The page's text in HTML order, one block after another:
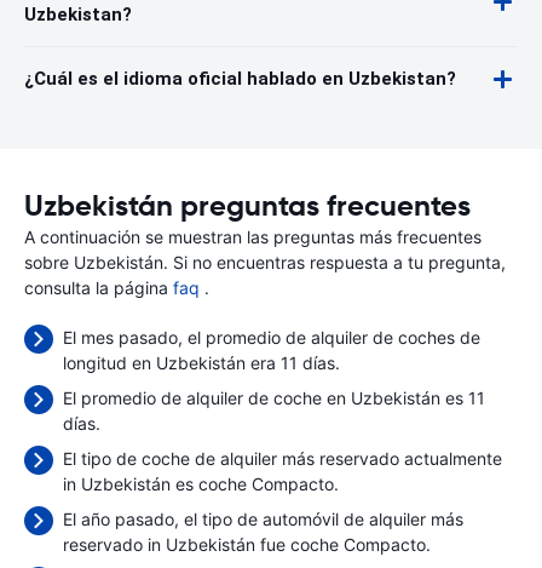
Uzbekistan?
¿Cuál es el idioma oficial hablado en Uzbekistan?
Uzbekistán preguntas frecuentes
A continuación se muestran las preguntas más frecuentes
sobre Uzbekistán. Si no encuentras respuesta a tu pregunta,
consulta la página faq .
El mes pasado, el promedio de alquiler de coches de
longitud en Uzbekistán era 11 días.
El promedio de alquiler de coche en Uzbekistán es 11
días.
El tipo de coche de alquiler más reservado actualmente
in Uzbekistán es coche Compacto.
El año pasado, el tipo de automóvil de alquiler más
reservado in Uzbekistán fue coche Compacto.